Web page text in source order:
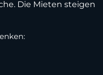
Die Mieten steigen